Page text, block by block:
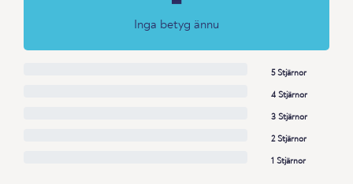
Inga betyg ännu
5 Stjärnor
4 Stjärnor
3 Stjärnor
2 Stjärnor
1 Stjärnor